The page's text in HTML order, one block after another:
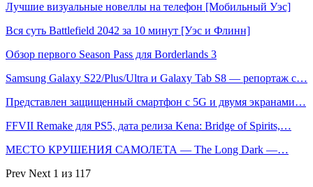
Лучшие визуальные новеллы на телефон [Мобильный Уэс]
Вся суть Battlefield 2042 за 10 минут [Уэс и Флинн]
Обзор первого Season Pass для Borderlands 3
Samsung Galaxy S22/Plus/Ultra и Galaxy Tab S8 — репортаж с…
Представлен защищенный смартфон с 5G и двумя экранами…
FFVII Remake для PS5, дата релиза Kena: Bridge of Spirits,…
МЕСТО КРУШЕНИЯ САМОЛЕТА — The Long Dark —…
Prev Next 1 из 117